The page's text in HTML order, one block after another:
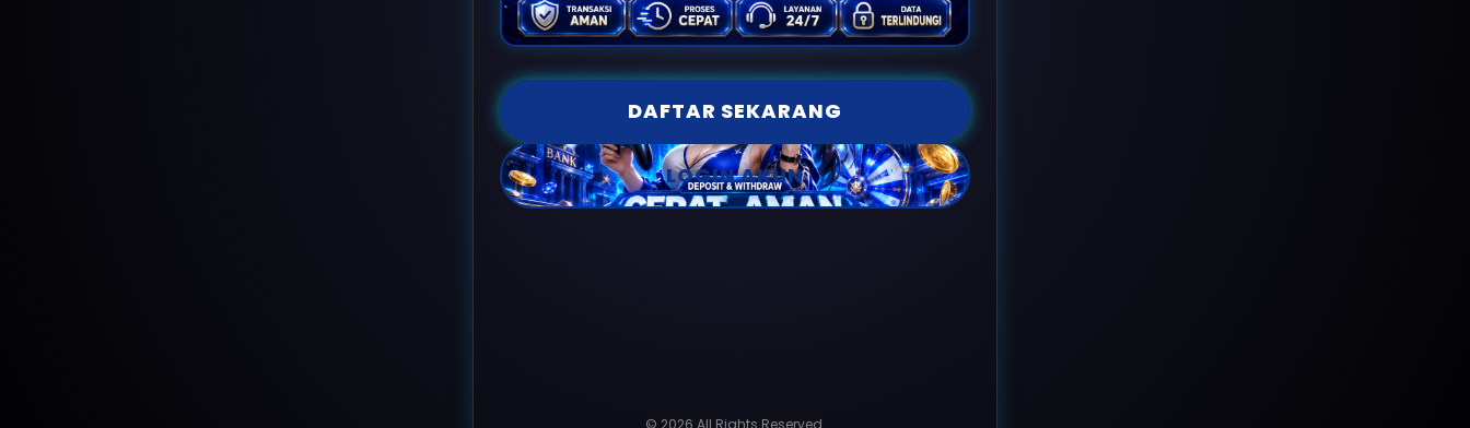
DAFTAR SEKARANG
LOGIN AKUN
© 2026 All Rights Reserved.